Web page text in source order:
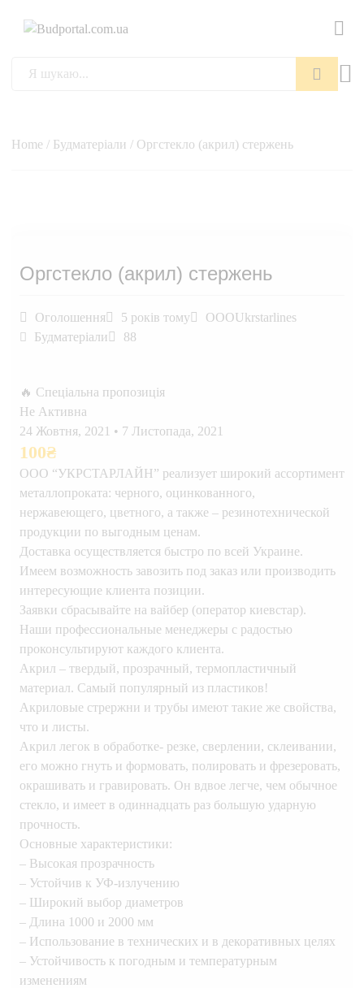
Home / Будматеріали / Оргстекло (акрил) стержень
Оргстекло (акрил) стержень
Оголошення 5 років тому
OOOUkrstarlines
Будматеріали
88
🔥 Спеціальна пропозиція
Не Активна
24 Жовтня, 2021 • 7 Листопада, 2021
100₴
ООО “УКРСТАРЛАЙН” реализует широкий ассортимент
металлопроката: черного, оцинкованного,
нержавеющего, цветного, а также – резинотехнической
продукции по выгодным ценам.
Доставка осуществляется быстро по всей Украине.
Имеем возможность завозить под заказ или производить
интересующие клиента позиции.
Заявки сбрасывайте на вайбер (оператор киевстар).
Наши профессиональные менеджеры с радостью
проконсультируют каждого клиента.
Акрил – твердый, прозрачный, термопластичный
материал. Самый популярный из пластиков!
Акриловые стрержни и трубы имеют такие же свойства,
что и листы.
Акрил легок в обработке- резке, сверлении, склеивании,
его можно гнуть и формовать, полировать и фрезеровать,
окрашивать и гравировать. Он вдвое легче, чем обычное
стекло, и имеет в одиннадцать раз большую ударную
прочность.
Основные характеристики:
– Высокая прозрачность
– Устойчив к УФ-излучению
– Широкий выбор диаметров
– Длина 1000 и 2000 мм
– Использование в технических и в декоративных целях
– Устойчивость к погодным и температурным
изменениям